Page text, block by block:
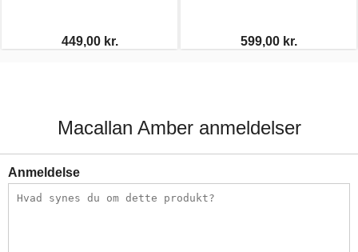
449,00 kr. 599,00 kr.
Macallan Amber anmeldelser
Anmeldelse